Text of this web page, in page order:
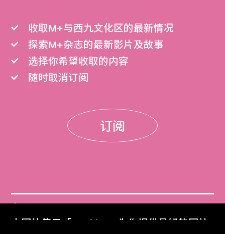
本网站使用「Cookies」为你提供最好的网站
收取M+与西九文化区的最新情况
探索M+杂志的最新影片及故事
选择你希望收取的内容
随时取消订阅
订阅
门票